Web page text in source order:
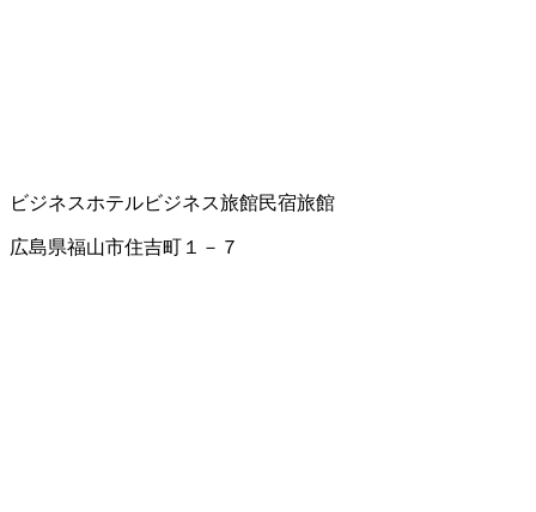
ビジネスホテルビジネス旅館民宿旅館
広島県福山市住吉町１－７